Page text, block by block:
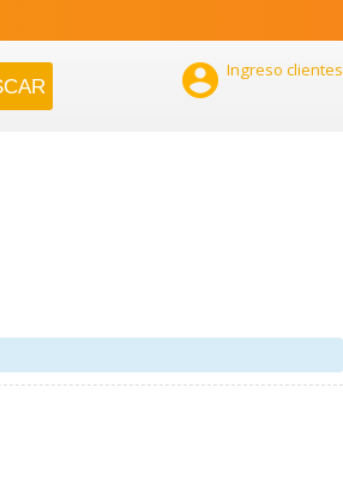
 Ingreso clientes